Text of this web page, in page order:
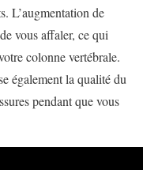
L’augmentation de
vous affaler, ce qui
colonne vertébrale.
également la qualité du
pendant que vous